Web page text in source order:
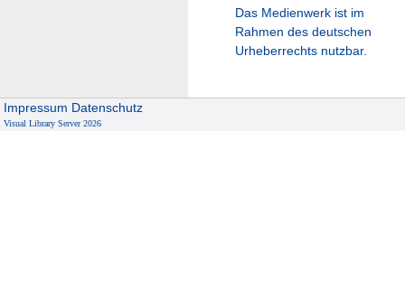
Das Medienwerk ist im
Rahmen des deutschen
Urheberrechts nutzbar.
Impressum Datenschutz
Visual Library Server 2026